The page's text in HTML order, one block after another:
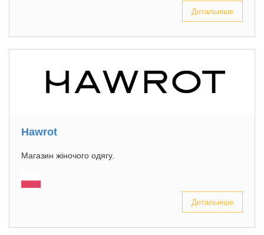
Детальніше
Hawrot
Магазин жіночого одягу.
Детальніше